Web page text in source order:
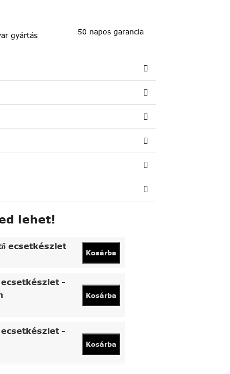
gyártás 50 napos garancia
lehet!
ecsetkészlet
Kosárba
-
Kosárba
-
Kosárba